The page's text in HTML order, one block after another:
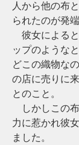
人から他の布
られたのが発
彼女による
ップのような
どこの織物な
の店に売りに
とのこと。
しかしこの
力に惹かれ彼
ました。